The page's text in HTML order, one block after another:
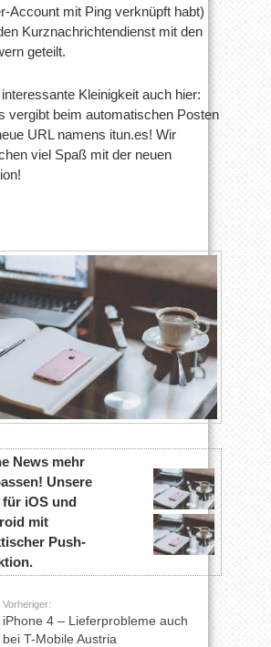
Account mit Ping verknüpft habt)
Kurznachrichtendienst mit den
geteilt.
Kleinigkeit auch hier:
vergibt beim automatischen Posten
URL namens itun.es! Wir
viel Spaß mit der neuen
News mehr
Unsere
iOS und
mit
Push-
Vorheriger:
iPhone 4 – Lieferprobleme auch
bei T-Mobile Austria